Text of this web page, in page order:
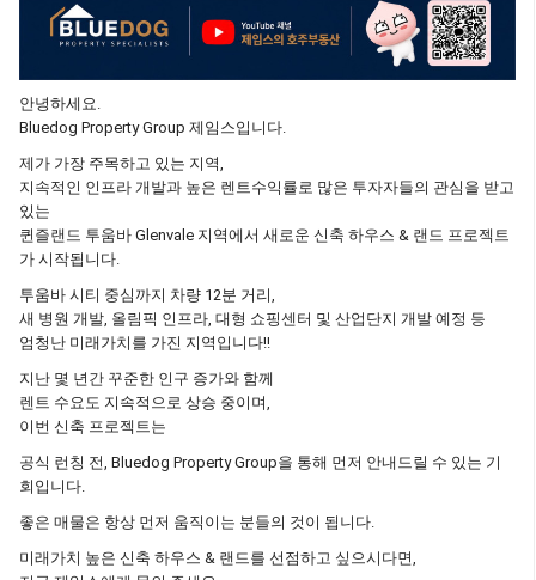
안녕하세요.
Bluedog Property Group 제임스입니다.
제가 가장 주목하고 있는 지역,
지속적인 인프라 개발과 높은 렌트수익률로 많은 투자자들의 관심을 받고
있는
퀸즐랜드 투움바 Glenvale 지역에서 새로운 신축 하우스 & 랜드 프로젝트
가 시작됩니다.
투움바 시티 중심까지 차량 12분 거리,
새 병원 개발, 올림픽 인프라, 대형 쇼핑센터 및 산업단지 개발 예정 등
엄청난 미래가치를 가진 지역입니다!!
지난 몇 년간 꾸준한 인구 증가와 함께
렌트 수요도 지속적으로 상승 중이며,
이번 신축 프로젝트는
공식 런칭 전, Bluedog Property Group을 통해 먼저 안내드릴 수 있는 기
회입니다.
좋은 매물은 항상 먼저 움직이는 분들의 것이 됩니다.
미래가치 높은 신축 하우스 & 랜드를 선점하고 싶으시다면,